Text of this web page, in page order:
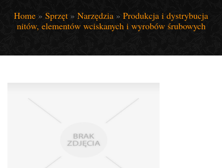
Home »Sprzęt »Narzędzia » Produkcja i dystrybucja
nitów, elementów wciskanych i wyrobów śrubowych